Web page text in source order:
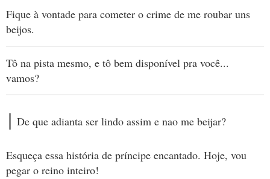
Fique à vontade para cometer o crime de me roubar uns
beijos.
Tô na pista mesmo, e tô bem disponível pra você...
vamos?
De que adianta ser lindo assim e nao me beijar?
Esqueça essa história de príncipe encantado. Hoje, vou
pegar o reino inteiro!